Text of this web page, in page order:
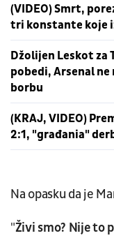
(VIDEO) Smrt,
tri konstante koje
Džolijen Leskot za
pobedi, Arsenal
borbu
(KRAJ, VIDEO)
2:1, "građania"
Na opasku da je
"Živi smo? Nije to